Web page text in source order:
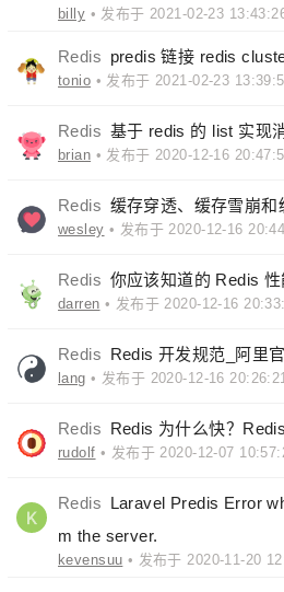
billy • 发布于 2021-02-23
Redis predis 链接 redis
tonio • 发布于 2021-02-23
Redis 基于 redis 的 list 实现
brian • 发布于 2020-12-16
Redis 缓存穿透、缓存雪崩和
wesley • 发布于 2020-12-16
Redis 你应该知道的 Redis
darren • 发布于 2020-12-16
Redis Redis 开发规范_阿里
lang • 发布于 2020-12-16
Redis Redis 为什么快？
rudolf • 发布于 2020-12-07
Redis Laravel Predis Error
m the server.
kevensuu • 发布于 2020-11-20